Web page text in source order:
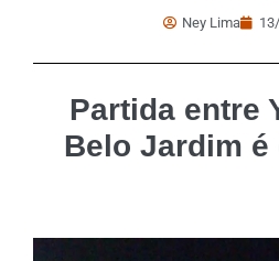
Ney Lima
Partida entre
Belo Jardim é